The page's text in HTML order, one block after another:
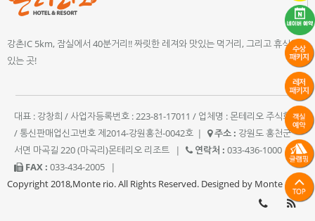
강촌IC 5km, 잠실에서 40분거리!! 짜릿한 레져와 맛있는 먹거리, 그리고 휴식이
있는 곳!
대표 : 강창희 / 사업자등록번호 : 223-81-17011 / 업체명 : 몬테리오 주식회사
/ 통신판매업신고번호 제2014-강원홍천-0042호 | 주소 : 강원도 홍천군
서면 마곡길 220 (마곡리)몬테리오 리조트
| 연락처 : 033-436-1000
|
FAX : 033-434-2005
|
Copyright 2018,Monte rio. All Rights Reserved. Designed by Monte rio.